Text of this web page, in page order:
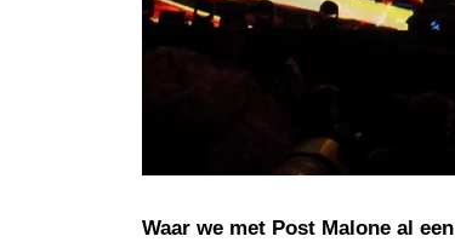
Waar we met Post Malone al een